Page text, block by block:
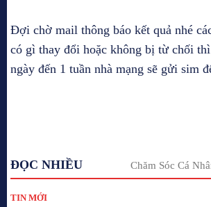
Đợi chờ mail thông báo kết quả nhé
có gì thay đổi hoặc không bị từ chối
ngày đến 1 tuần nhà mạng sẽ gửi sim
ĐỌC NHIỀU Chăm Sóc Cá
TIN MỚI